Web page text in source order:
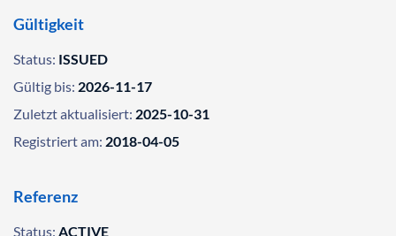
Gültigkeit
Status: ISSUED
Gültig bis: 2026-11-17
Zuletzt aktualisiert: 2025-10-31
Registriert am: 2018-04-05
Referenz
Status: ACTIVE